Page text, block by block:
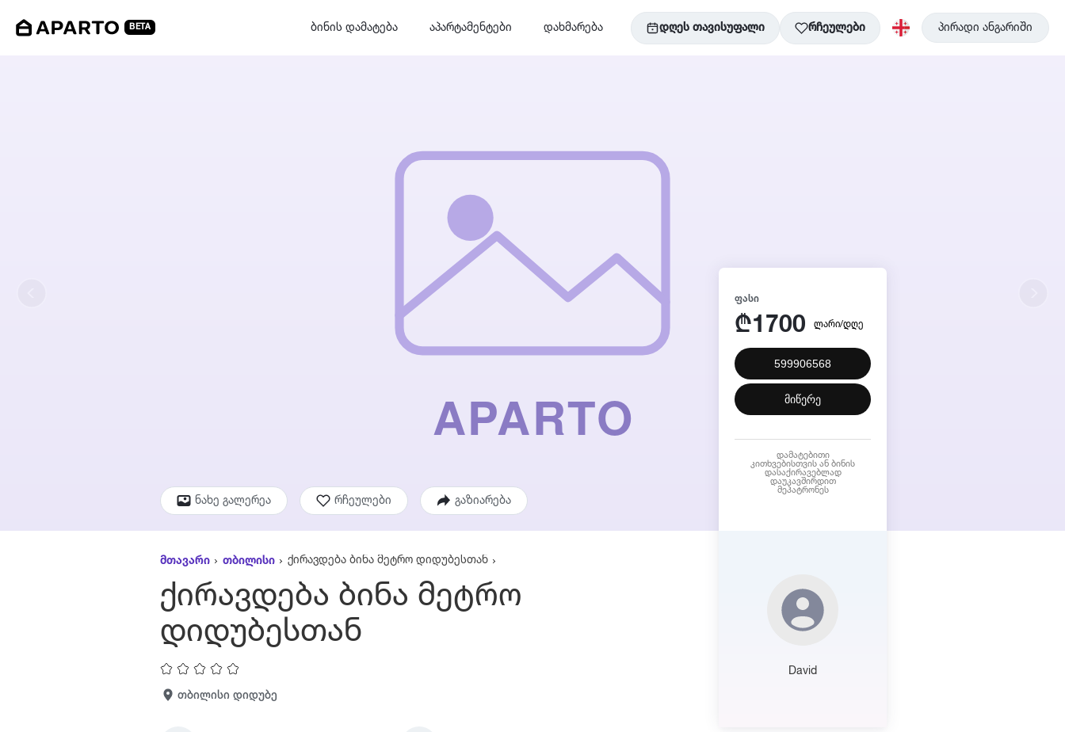
BETA ბინის დამატება აპარტამენტები დახმარება დღეს თავისუფალი რჩეულები პირადი ანგარიში
ნახე გალერეა რჩეულები გაზიარება
მთავარი თბილისი ქირავდება ბინა მეტრო დიდუბესთან
ქირავდება ბინა მეტრო
დიდუბესთან
თბილისი დიდუბე
ᲤᲐᲡᲘ
₾1700 ლარი/დღე
599906568
მიწერე
დამატებითი
კითხვებისთვის ან ბინის
დასაქირავებლად
დაუკავშირდით
მეპატრონეს
David